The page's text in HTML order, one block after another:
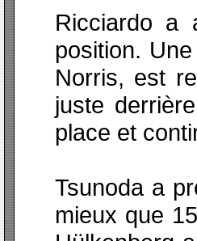
Ricciardo a
position.
Norris, est
juste
place et
Tsunoda a
mieux que